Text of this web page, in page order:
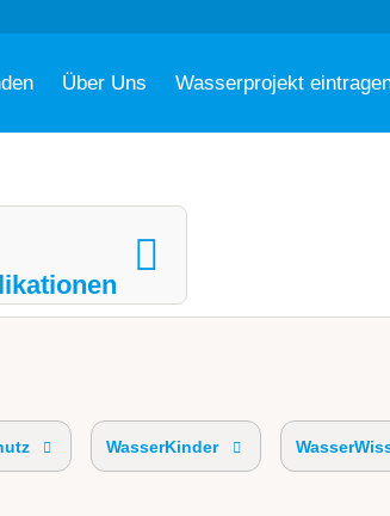
Über Uns Wasserprojekt
WasserKinder